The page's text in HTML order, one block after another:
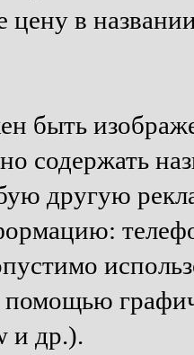
в
быть
содержать
другую
и др.).